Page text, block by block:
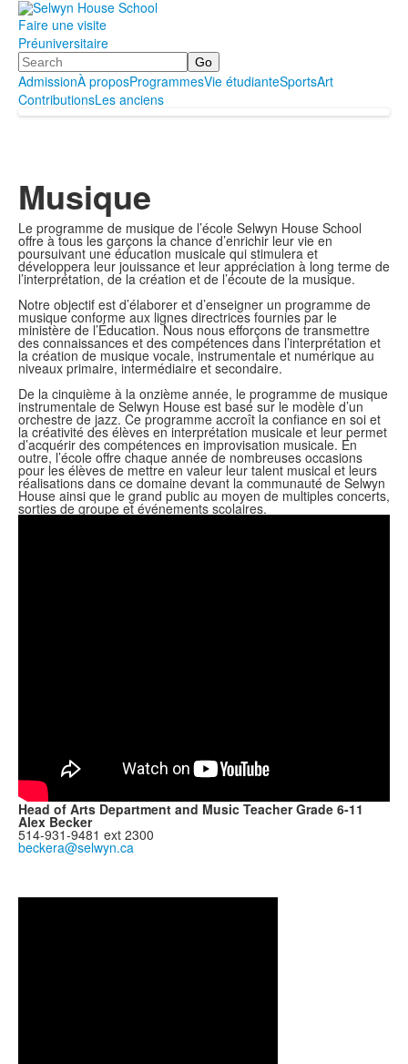
Faire une visite
Préuniversitaire
Search
AdmissionÀ proposProgrammesVie étudianteSportsArt
ContributionsLes anciens
Musique
Le programme de musique de l’école Selwyn House School
offre à tous les garçons la chance d’enrichir leur vie en
poursuivant une éducation musicale qui stimulera et
développera leur jouissance et leur appréciation à long terme de
l’interprétation, de la création et de l’écoute de la musique.
Notre objectif est d’élaborer et d’enseigner un programme de
musique conforme aux lignes directrices fournies par le
ministère de l’Éducation. Nous nous efforçons de transmettre
des connaissances et des compétences dans l’interprétation et
la création de musique vocale, instrumentale et numérique au
niveaux primaire, intermédiaire et secondaire.
De la cinquième à la onzième année, le programme de musique
instrumentale de Selwyn House est basé sur le modèle d’un
orchestre de jazz. Ce programme accroît la confiance en soi et
la créativité des élèves en interprétation musicale et leur permet
d’acquérir des compétences en improvisation musicale. En
outre, l’école offre chaque année de nombreuses occasions
pour les élèves de mettre en valeur leur talent musical et leurs
réalisations dans ce domaine devant la communauté de Selwyn
House ainsi que le grand public au moyen de multiples concerts,
sorties de groupe et événements scolaires.
Head of Arts Department and Music Teacher Grade 6-11
Alex Becker
514-931-9481 ext 2300
beckera@selwyn.ca